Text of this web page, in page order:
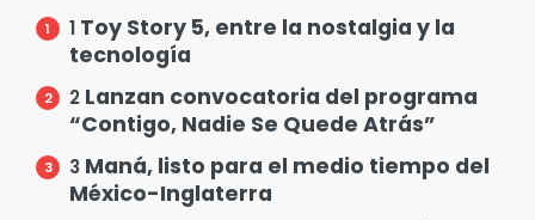
1 Toy Story 5, entre la nostalgia y la
tecnología
2 Lanzan convocatoria del programa
“Contigo, Nadie Se Quede Atrás”
3 Maná, listo para el medio tiempo del
México-Inglaterra